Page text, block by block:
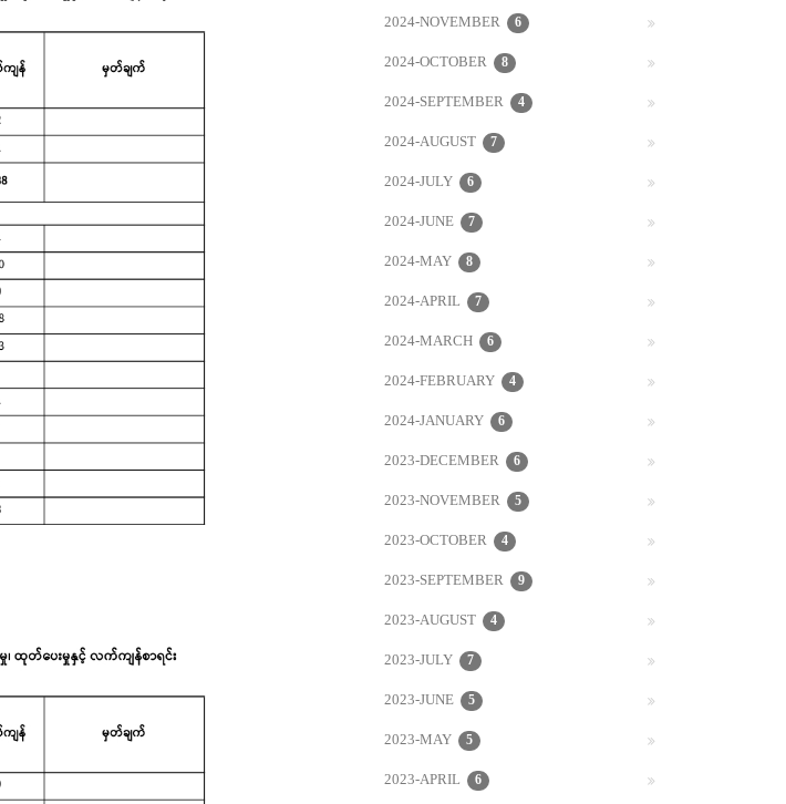
2024-NOVEMBER 6
2024-OCTOBER 8
2024-SEPTEMBER 4
2024-AUGUST 7
2024-JULY 6
2024-JUNE 7
2024-MAY 8
2024-APRIL 7
2024-MARCH 6
2024-FEBRUARY 4
2024-JANUARY 6
2023-DECEMBER 6
2023-NOVEMBER 5
2023-OCTOBER 4
2023-SEPTEMBER 9
2023-AUGUST 4
2023-JULY 7
2023-JUNE 5
2023-MAY 5
2023-APRIL 6